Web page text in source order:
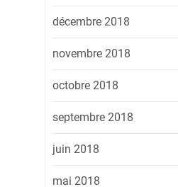
décembre 2018
novembre 2018
octobre 2018
septembre 2018
juin 2018
mai 2018